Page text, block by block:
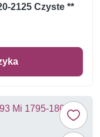
2125 Czyste **